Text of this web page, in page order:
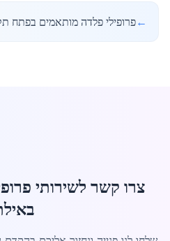
←פרופילי פלדה מותאמים בפתח
צרו קשר לשירותי